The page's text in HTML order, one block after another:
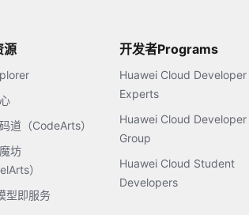
源
道（CodeArts）
坊
）
型即服务
开发者Programs
Huawei Cloud Developer
Experts
Huawei Cloud Developer
Group
Huawei Cloud Student
Developers